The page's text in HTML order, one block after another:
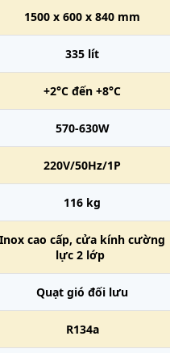
1500 x 600 x 840 mm
335 lít
+2°C đến +8°C
570-630W
220V/50Hz/1P
116 kg
Inox cao cấp, cửa kính cường
lực 2 lớp
Quạt gió đối lưu
R134a